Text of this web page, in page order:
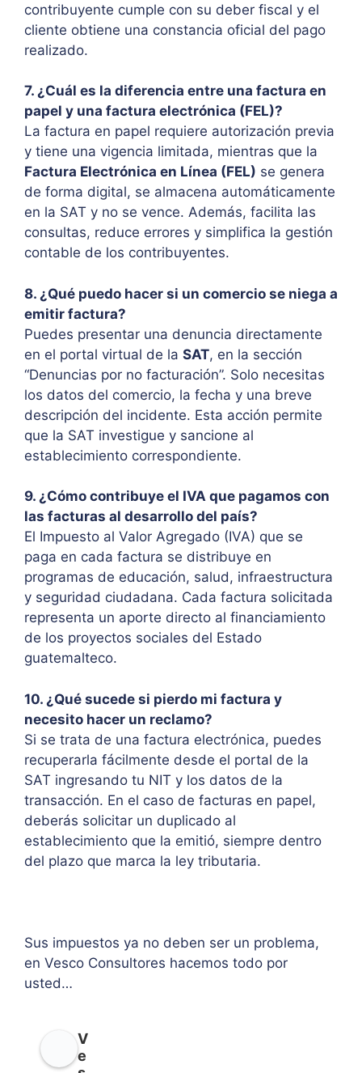
contribuyente cumple con su deber fiscal y el
cliente obtiene una constancia oficial del pago
realizado.
7. ¿Cuál es la diferencia entre una factura en
papel y una factura electrónica (FEL)?
La factura en papel requiere autorización previa
y tiene una vigencia limitada, mientras que la
Factura Electrónica en Línea (FEL) se genera
de forma digital, se almacena automáticamente
en la SAT y no se vence. Además, facilita las
consultas, reduce errores y simplifica la gestión
contable de los contribuyentes.
8. ¿Qué puedo hacer si un comercio se niega a
emitir factura?
Puedes presentar una denuncia directamente
en el portal virtual de la SAT, en la sección
“Denuncias por no facturación”. Solo necesitas
los datos del comercio, la fecha y una breve
descripción del incidente. Esta acción permite
que la SAT investigue y sancione al
establecimiento correspondiente.
9. ¿Cómo contribuye el IVA que pagamos con
las facturas al desarrollo del país?
El Impuesto al Valor Agregado (IVA) que se
paga en cada factura se distribuye en
programas de educación, salud, infraestructura
y seguridad ciudadana. Cada factura solicitada
representa un aporte directo al financiamiento
de los proyectos sociales del Estado
guatemalteco.
10. ¿Qué sucede si pierdo mi factura y
necesito hacer un reclamo?
Si se trata de una factura electrónica, puedes
recuperarla fácilmente desde el portal de la
SAT ingresando tu NIT y los datos de la
transacción. En el caso de facturas en papel,
deberás solicitar un duplicado al
establecimiento que la emitió, siempre dentro
del plazo que marca la ley tributaria.
Sus impuestos ya no deben ser un problema,
en Vesco Consultores hacemos todo por
usted…
V
e